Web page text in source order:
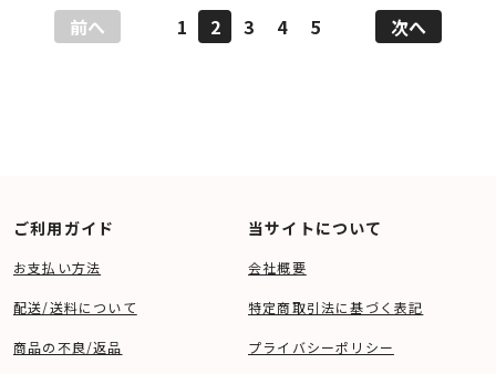
前へ 1 2 3 4 5 次へ
ご利用ガイド
お支払い方法
配送/送料について
商品の不良/返品
当サイトについて
会社概要
特定商取引法に基づく表記
プライバシーポリシー